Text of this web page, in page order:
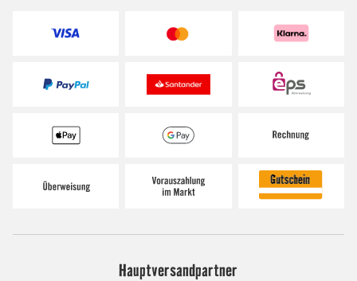
Hauptversandpartner